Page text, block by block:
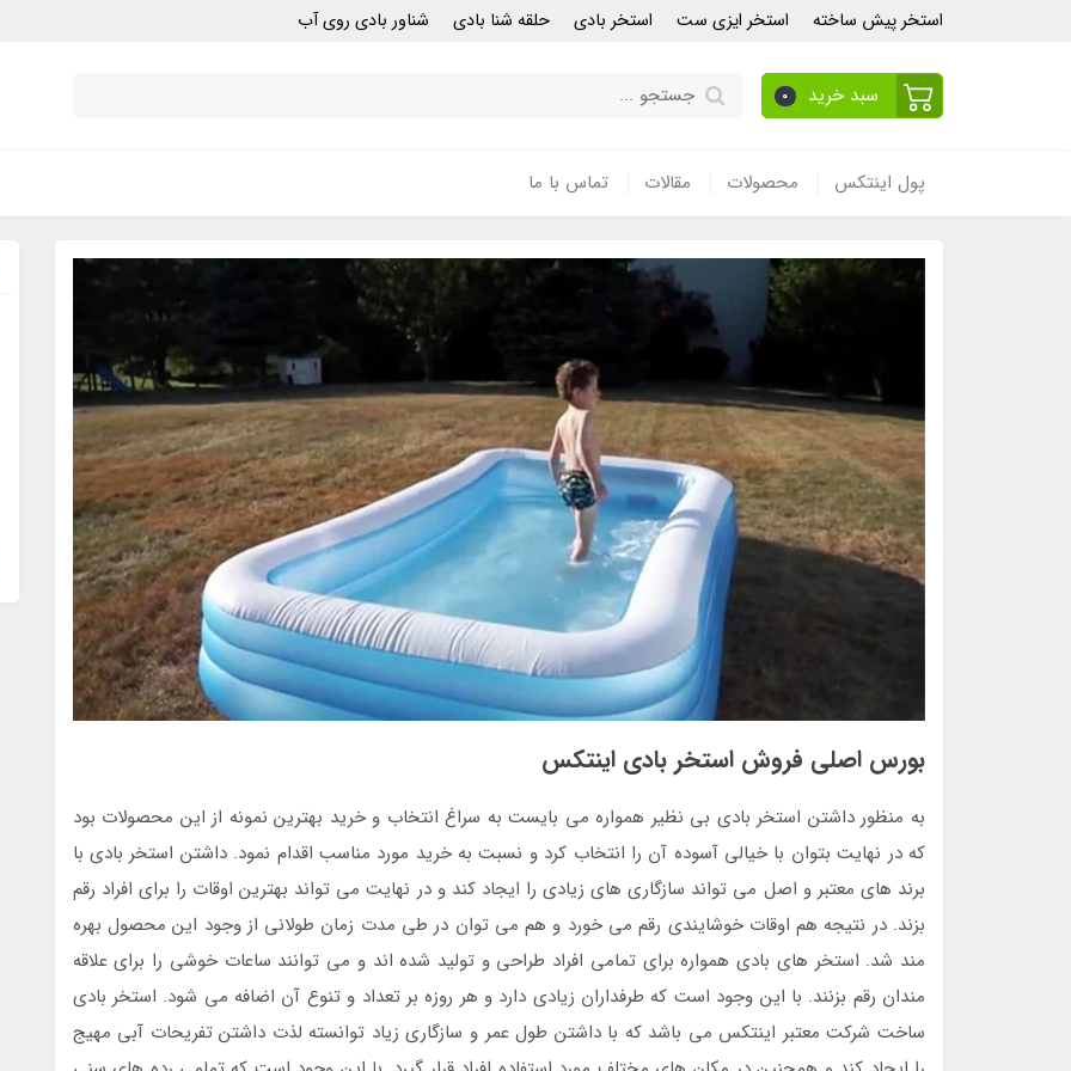
استخر پیش ساخته استخر ایزی ست استخر بادی حلقه شنا بادی شناور بادی روی آب
سبد خرید 0
پول اینتکس محصولات مقالات تماس با ما
بورس اصلی فروش استخر بادی اینتکس
به منظور داشتن استخر بادی بی نظیر همواره می بایست به سراغ انتخاب و خرید بهترین نمونه از این محصولات بود
که در نهایت بتوان با خیالی آسوده آن را انتخاب کرد و نسبت به خرید مورد مناسب اقدام نمود. داشتن استخر بادی با
برند های معتبر و اصل می تواند سازگاری های زیادی را ایجاد کند و در نهایت می تواند بهترین اوقات را برای افراد رقم
بزند. در نتیجه هم اوقات خوشایندی رقم می خورد و هم می توان در طی مدت زمان طولانی از وجود این محصول بهره
مند شد. استخر های بادی همواره برای تمامی افراد طراحی و تولید شده اند و می توانند ساعات خوشی را برای علاقه
مندان رقم بزنند. با این وجود است که طرفداران زیادی دارد و هر روزه بر تعداد و تنوع آن اضافه می شود. استخر بادی
ساخت شرکت معتبر اینتکس می باشد که با داشتن طول عمر و سازگاری زیاد توانسته لذت داشتن تفریحات آبی مهیج